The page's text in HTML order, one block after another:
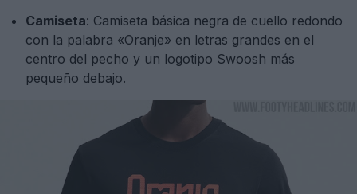
Camiseta: Camiseta básica negra de cuello redondo
con la palabra «Oranje» en letras grandes en el
centro del pecho y un logotipo Swoosh más
pequeño debajo.